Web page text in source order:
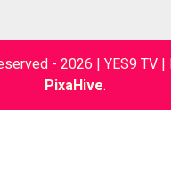
- 2026 | YES9 TV
PixaHive.